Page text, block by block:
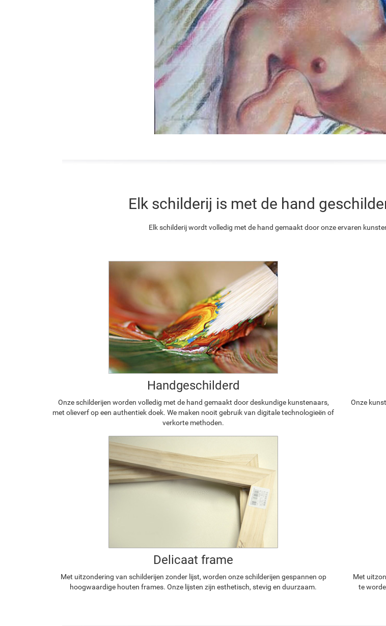
Elk schilderij is met de hand
Elk schilderij wordt volledig met de hand gemaakt door onze ervaren
Handgeschilderd
Onze schilderijen worden volledig met de hand gemaakt door deskundige kunstenaars,
met olieverf op een authentiek doek. We maken nooit gebruik van digitale technologieën of
verkorte methoden.
Onze
Delicaat frame
Met uitzondering van schilderijen zonder lijst, worden onze schilderijen gespannen op
hoogwaardige houten frames. Onze lijsten zijn esthetisch, stevig en duurzaam.
Met
te